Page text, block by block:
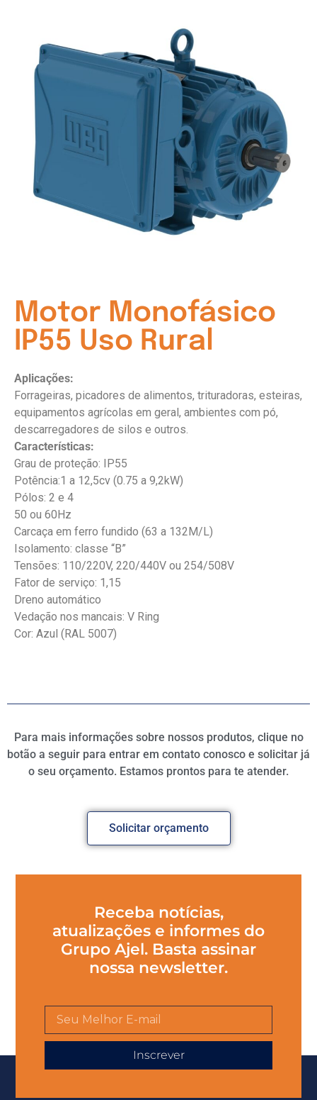
Motor Monofásico
IP55 Uso Rural
Aplicações:
Forrageiras, picadores de alimentos, trituradoras, esteiras,
equipamentos agrícolas em geral, ambientes com pó,
descarregadores de silos e outros.
Características:
Grau de proteção: IP55
Potência:1 a 12,5cv (0.75 a 9,2kW)
Pólos: 2 e 4
50 ou 60Hz
Carcaça em ferro fundido (63 a 132M/L)
Isolamento: classe “B”
Tensões: 110/220V, 220/440V ou 254/508V
Fator de serviço: 1,15
Dreno automático
Vedação nos mancais: V Ring
Cor: Azul (RAL 5007)
Para mais informações sobre nossos produtos, clique no
botão a seguir para entrar em contato conosco e solicitar já
o seu orçamento. Estamos prontos para te atender.
Solicitar orçamento
Receba notícias,
atualizações e informes do
Grupo Ajel. Basta assinar
nossa newsletter.
Inscrever